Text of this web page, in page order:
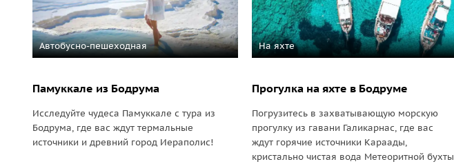
Автобусно-пешеходная
Памуккале из Бодрума
Исследуйте чудеса Памуккале с тура из
Бодрума, где вас ждут термальные
источники и древний город Иераполис!
На яхте
Прогулка на яхте в Бодруме
Погрузитесь в захватывающую морскую
прогулку из гавани Галикарнас, где вас
ждут горячие источники Караады,
кристально чистая вода Метеоритной бухты